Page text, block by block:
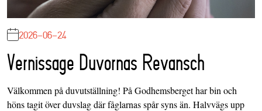
2026-06-24
Vernissage Duvornas Revansch
Välkommen på duvutställning! På Godhemsberget har bin och
höns tagit över duvslag där fåglarnas spår syns än. Halvvägs upp